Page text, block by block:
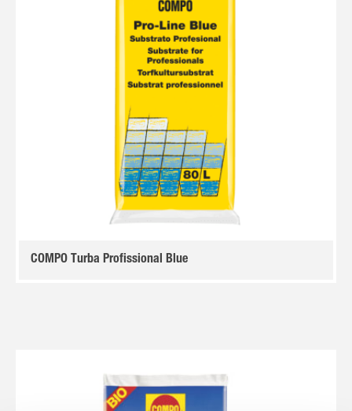
COMPO Turba Profissional Blue